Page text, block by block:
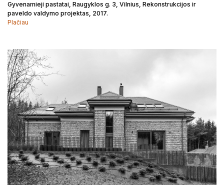
Gyvenamieji pastatai, Raugyklos g. 3, Vilnius, Rekonstrukcijos ir
paveldo valdymo projektas, 2017.
Plačiau